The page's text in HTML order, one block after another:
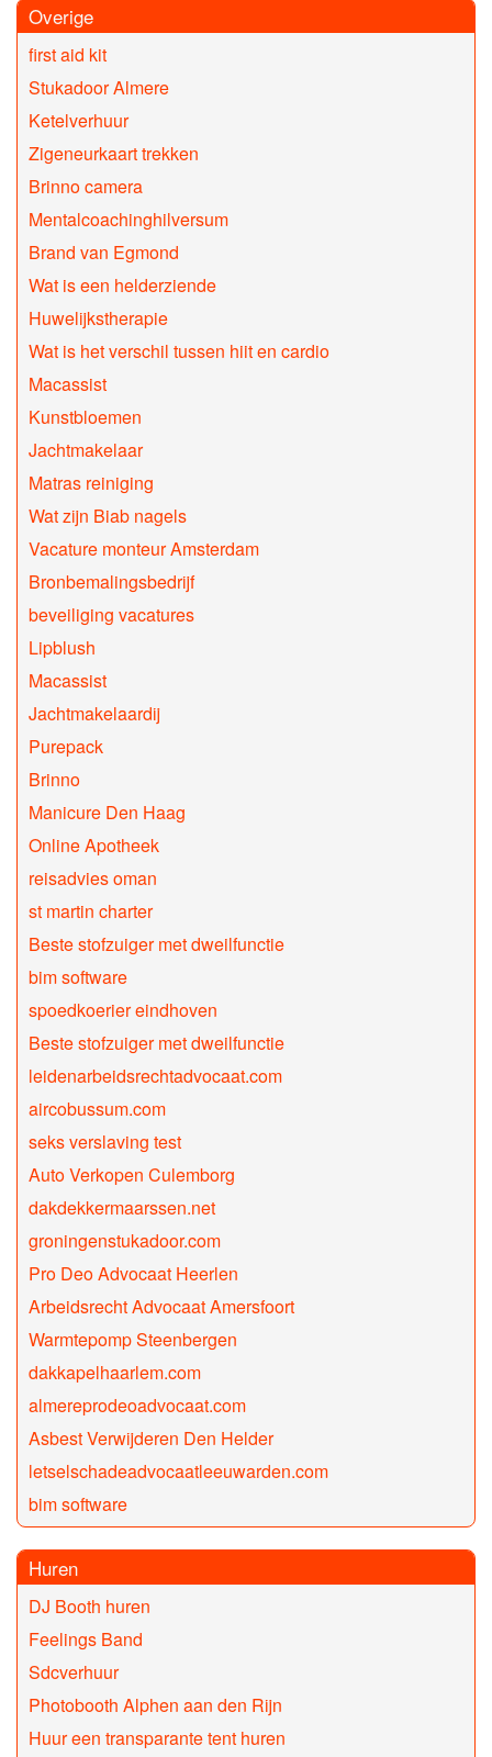
Overige
first aid kit
Stukadoor Almere
Ketelverhuur
Zigeneurkaart trekken
Brinno camera
Mentalcoachinghilversum
Brand van Egmond
Wat is een helderziende
Huwelijkstherapie
Wat is het verschil tussen hiit en cardio
Macassist
Kunstbloemen
Jachtmakelaar
Matras reiniging
Wat zijn Biab nagels
Vacature monteur Amsterdam
Bronbemalingsbedrijf
beveiliging vacatures
Lipblush
Macassist
Jachtmakelaardij
Purepack
Brinno
Manicure Den Haag
Online Apotheek
reisadvies oman
st martin charter
Beste stofzuiger met dweilfunctie
bim software
spoedkoerier eindhoven
Beste stofzuiger met dweilfunctie
leidenarbeidsrechtadvocaat.com
aircobussum.com
seks verslaving test
Auto Verkopen Culemborg
dakdekkermaarssen.net
groningenstukadoor.com
Pro Deo Advocaat Heerlen
Arbeidsrecht Advocaat Amersfoort
Warmtepomp Steenbergen
dakkapelhaarlem.com
almereprodeoadvocaat.com
Asbest Verwijderen Den Helder
letselschadeadvocaatleeuwarden.com
bim software
Huren
DJ Booth huren
Feelings Band
Sdcverhuur
Photobooth Alphen aan den Rijn
Huur een transparante tent huren